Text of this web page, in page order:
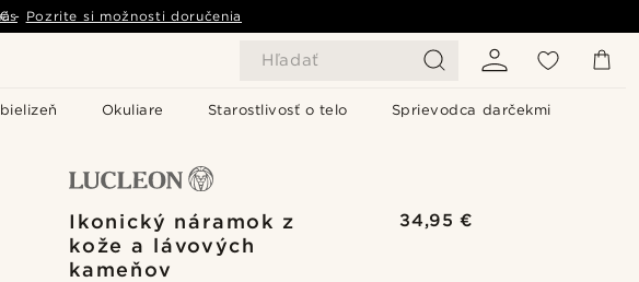
Hľadať
Okuliare Starostlivosť o telo Sprievodca darčekmi
- Pozrite si možnosti doručenia
Ikonický náramok z
kože a lávových
kameňov
34,95 €